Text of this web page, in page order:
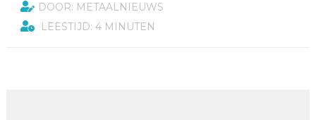
DOOR: METAALNIEUWS
LEESTIJD: 4 MINUTEN